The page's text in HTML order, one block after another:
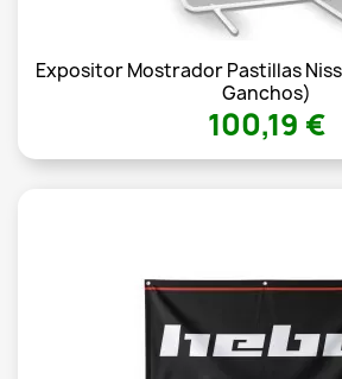
Expositor Mostrador Pastillas
Ganchos)
100,19 €